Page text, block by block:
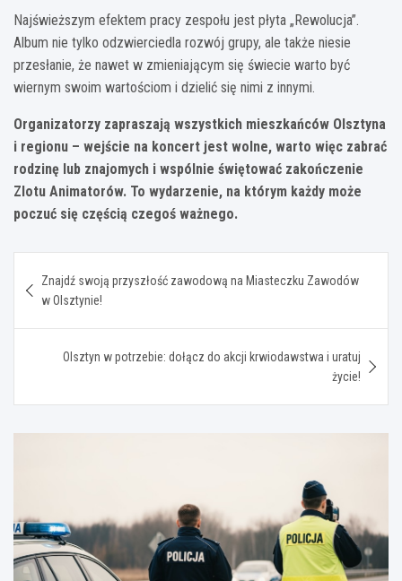
Najświeższym efektem pracy zespołu jest płyta „Rewolucja”.
Album nie tylko odzwierciedla rozwój grupy, ale także niesie
przesłanie, że nawet w zmieniającym się świecie warto być
wiernym swoim wartościom i dzielić się nimi z innymi.
Organizatorzy zapraszają wszystkich mieszkańców Olsztyna
i regionu – wejście na koncert jest wolne, warto więc zabrać
rodzinę lub znajomych i wspólnie świętować zakończenie
Zlotu Animatorów. To wydarzenie, na którym każdy może
poczuć się częścią czegoś ważnego.
wpisu
Znajdź swoją przyszłość zawodową na Miasteczku Zawodów
w Olsztynie!
Olsztyn w potrzebie: dołącz do akcji krwiodawstwa i uratuj
życie!